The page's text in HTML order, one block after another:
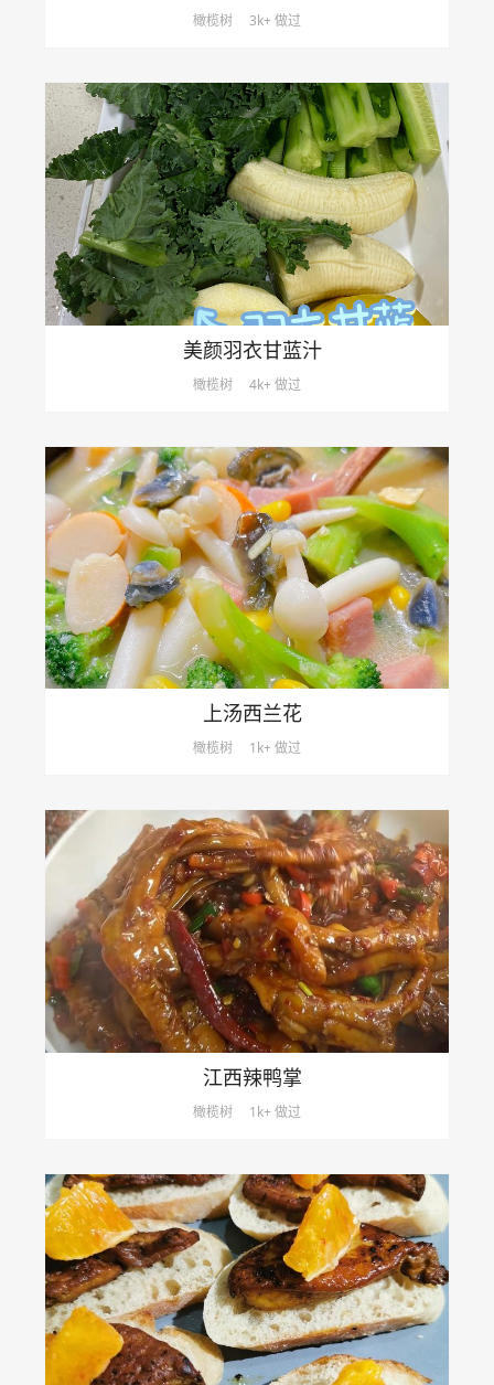
橄榄树 3k+ 做过
美颜羽衣甘蓝汁
橄榄树 4k+ 做过
上汤西兰花
橄榄树 1k+ 做过
江西辣鸭掌
橄榄树 1k+ 做过